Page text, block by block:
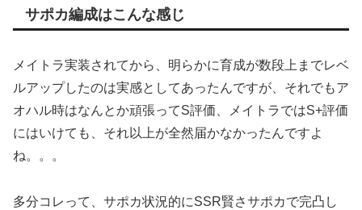
サポカ編成はこんな感じ
メイトラ実装されてから、明らかに育成が数段上までレベ
ルアップしたのは実感としてあったんですが、それでもア
オハル時はなんとか頑張ってS評価、メイトラではS+評価
にはいけても、それ以上が全然届かなかったんですよ
ね。。。
多分コレって、サポカ状況的にSSR賢さサポカで完凸し